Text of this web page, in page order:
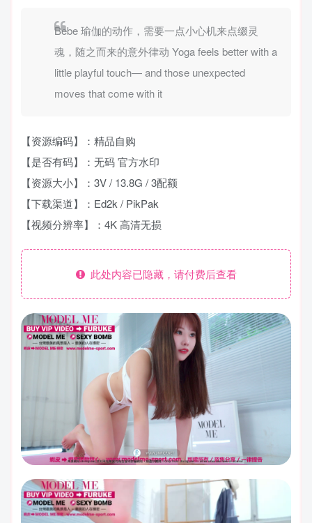
Bebe 瑜伽的动作，需要一点小心机来点缀灵
魂，随之而来的意外律动 Yoga feels better with a
little playful touch— and those unexpected
moves that come with it
【资源编码】：精品自购
【是否有码】：无码 官方水印
【资源大小】：3V / 13.8G / 3配额
【下载渠道】：Ed2k / PikPak
【视频分辨率】：4K 高清无损
此处内容已隐藏，请付费后查看